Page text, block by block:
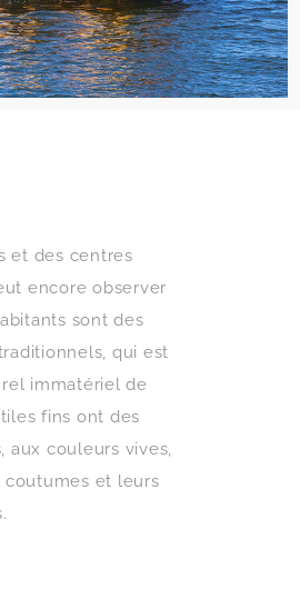
et des centres
encore observer
sont des
qui est
immatériel de
fins ont des
aux couleurs vives,
et leurs